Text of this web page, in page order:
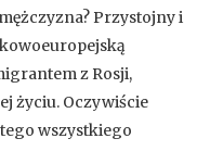
Przystojny i
z Rosji,
życiu. Oczywiście
wszystkiego